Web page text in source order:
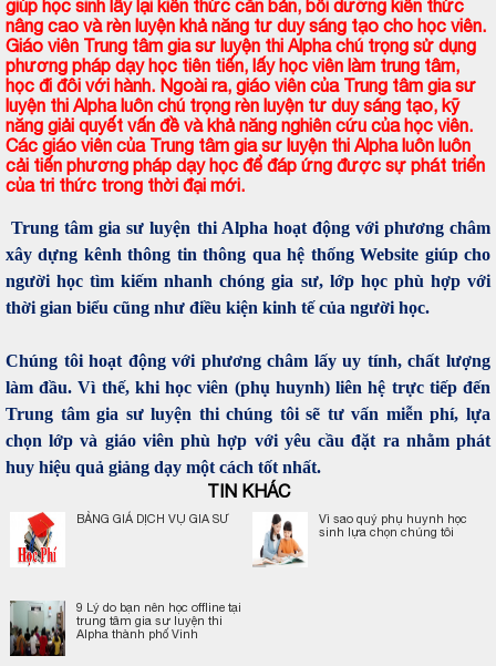
giúp học sinh lấy lại kiến thức căn bản, bồi dưỡng kiến thức
nâng cao và rèn luyện khả năng tư duy sáng tạo cho học viên.
Giáo viên Trung tâm gia sư luyện thi Alpha chú trọng sử dụng
phương pháp dạy học tiên tiến, lấy học viên làm trung tâm,
học đi đôi với hành. Ngoài ra, giáo viên của Trung tâm gia sư
luyện thi Alpha luôn chú trọng rèn luyện tư duy sáng tạo, kỹ
năng giải quyết vấn đề và khả năng nghiên cứu của học viên.
Các giáo viên của Trung tâm gia sư luyện thi Alpha luôn luôn
cải tiến phương pháp dạy học để đáp ứng được sự phát triển
của tri thức trong thời đại mới.
Trung tâm gia sư luyện thi Alpha hoạt động với phương châm
xây dựng kênh thông tin thông qua hệ thống Website giúp cho
người học tìm kiếm nhanh chóng gia sư, lớp học phù hợp với
thời gian biểu cũng như điều kiện kinh tế của người học.
Chúng tôi hoạt động với phương châm lấy uy tính, chất lượng
làm đầu. Vì thế, khi học viên (phụ huynh) liên hệ trực tiếp đến
Trung tâm gia sư luyện thi chúng tôi sẽ tư vấn miễn phí, lựa
chọn lớp và giáo viên phù hợp với yêu cầu đặt ra nhằm phát
huy hiệu quả giảng dạy một cách tốt nhất.
TIN KHÁC
BẢNG GIÁ DỊCH VỤ GIA SƯ
Vì sao quý phụ huynh học
sinh lựa chọn chúng tôi
9 Lý do bạn nên học offline tại
trung tâm gia sư luyện thi
Alpha thành phố Vinh